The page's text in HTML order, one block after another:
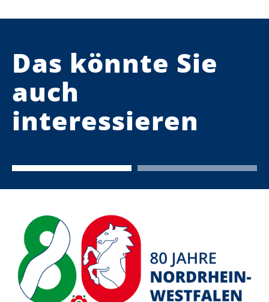
Das könnte Sie
auch
interessieren